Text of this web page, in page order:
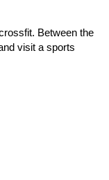
Between the
visit a sports